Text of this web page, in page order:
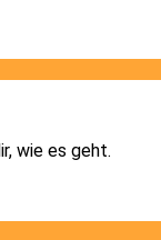
wie es geht.